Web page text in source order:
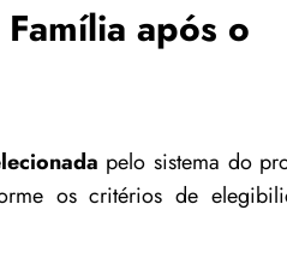
após o
pelo sistema do
os critérios de